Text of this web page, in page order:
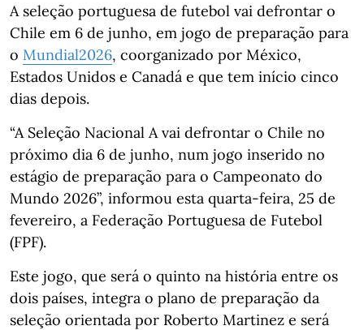
A seleção portuguesa de futebol vai defrontar o
Chile em 6 de junho, em jogo de preparação para
o Mundial2026, coorganizado por México,
Estados Unidos e Canadá e que tem início cinco
dias depois.
“A Seleção Nacional A vai defrontar o Chile no
próximo dia 6 de junho, num jogo inserido no
estágio de preparação para o Campeonato do
Mundo 2026”, informou esta quarta-feira, 25 de
fevereiro, a Federação Portuguesa de Futebol
(FPF).
Este jogo, que será o quinto na história entre os
dois países, integra o plano de preparação da
seleção orientada por Roberto Martinez e será